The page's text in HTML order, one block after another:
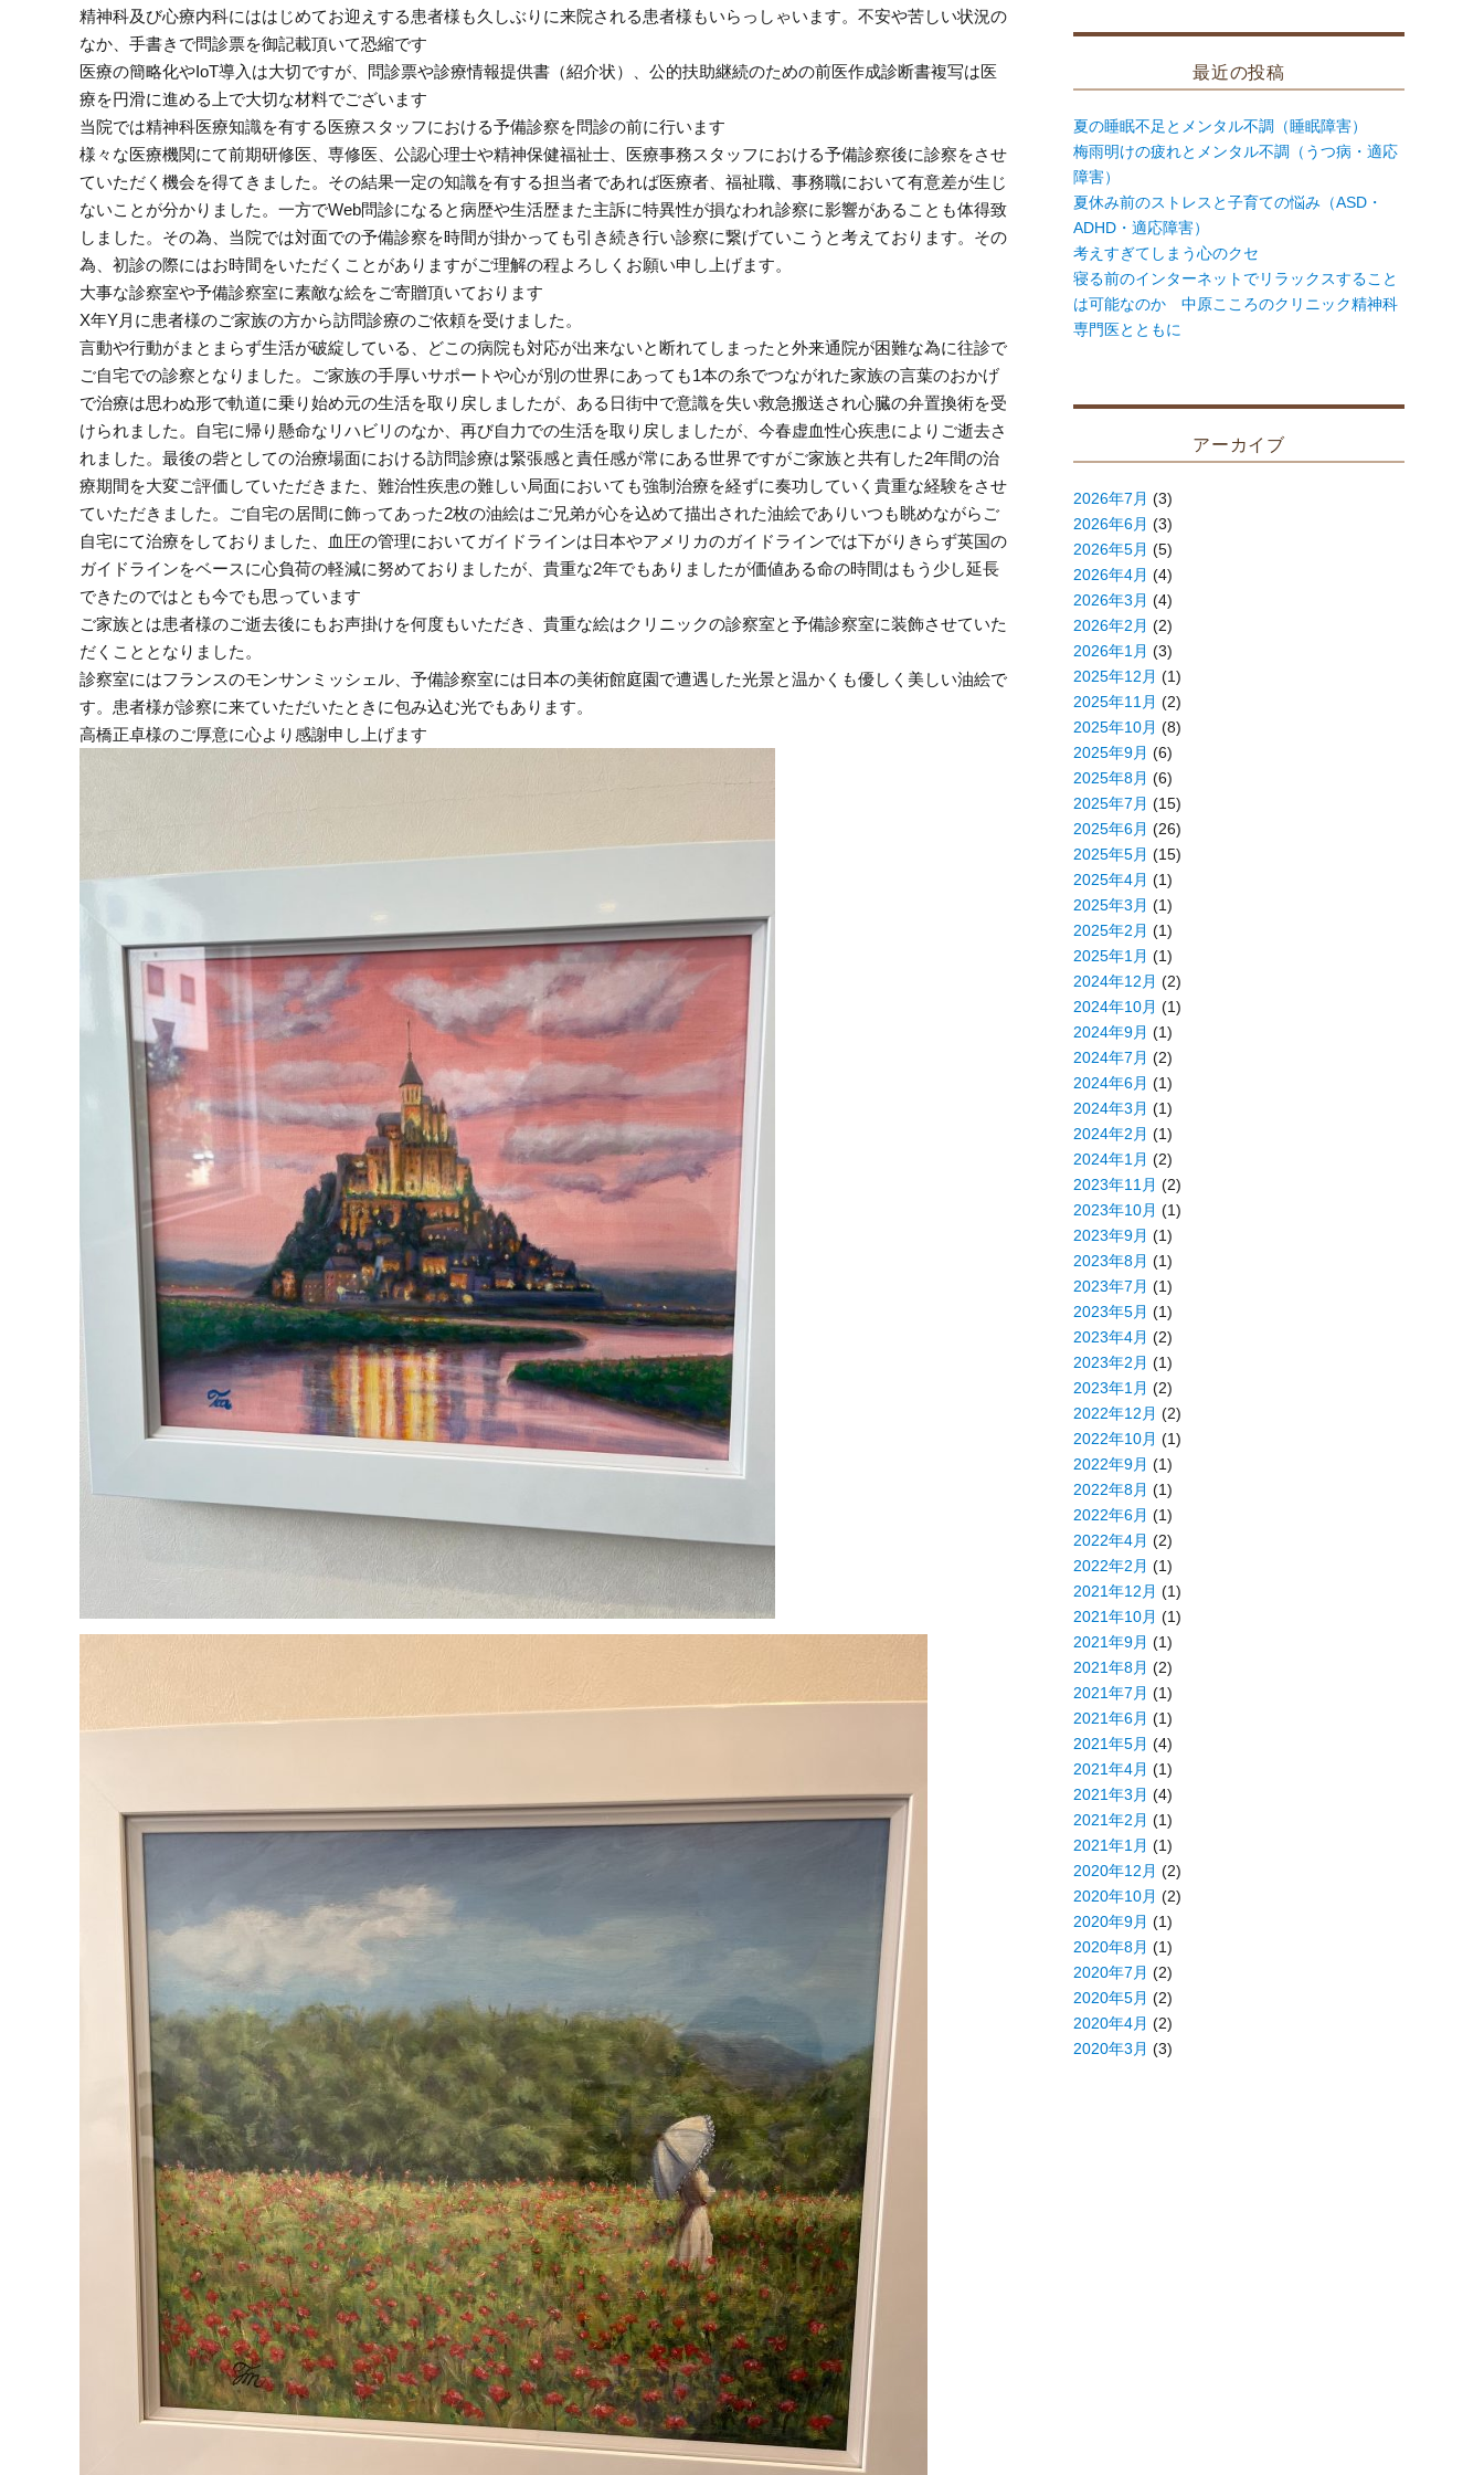
精神科及び心療内科にははじめてお迎えする患者様も久しぶりに来院される患者様もいらっしゃいます。不安や苦しい状況の
なか、手書きで問診票を御記載頂いて恐縮です
医療の簡略化やIoT導入は大切ですが、問診票や診療情報提供書（紹介状）、公的扶助継続のための前医作成診断書複写は医
療を円滑に進める上で大切な材料でございます
当院では精神科医療知識を有する医療スタッフにおける予備診察を問診の前に行います
様々な医療機関にて前期研修医、専修医、公認心理士や精神保健福祉士、医療事務スタッフにおける予備診察後に診察をさせ
ていただく機会を得てきました。その結果一定の知識を有する担当者であれば医療者、福祉職、事務職において有意差が生じ
ないことが分かりました。一方でWeb問診になると病歴や生活歴また主訴に特異性が損なわれ診察に影響があることも体得致
しました。その為、当院では対面での予備診察を時間が掛かっても引き続き行い診察に繋げていこうと考えております。その
為、初診の際にはお時間をいただくことがありますがご理解の程よろしくお願い申し上げます。
大事な診察室や予備診察室に素敵な絵をご寄贈頂いております
X年Y月に患者様のご家族の方から訪問診療のご依頼を受けました。
言動や行動がまとまらず生活が破綻している、どこの病院も対応が出来ないと断れてしまったと外来通院が困難な為に往診で
ご自宅での診察となりました。ご家族の手厚いサポートや心が別の世界にあっても1本の糸でつながれた家族の言葉のおかげ
で治療は思わぬ形で軌道に乗り始め元の生活を取り戻しましたが、ある日街中で意識を失い救急搬送され心臓の弁置換術を受
けられました。自宅に帰り懸命なリハビリのなか、再び自力での生活を取り戻しましたが、今春虚血性心疾患によりご逝去さ
れました。最後の砦としての治療場面における訪問診療は緊張感と責任感が常にある世界ですがご家族と共有した2年間の治
療期間を大変ご評価していただきまた、難治性疾患の難しい局面においても強制治療を経ずに奏功していく貴重な経験をさせ
ていただきました。ご自宅の居間に飾ってあった2枚の油絵はご兄弟が心を込めて描出された油絵でありいつも眺めながらご
自宅にて治療をしておりました、血圧の管理においてガイドラインは日本やアメリカのガイドラインでは下がりきらず英国の
ガイドラインをベースに心負荷の軽減に努めておりましたが、貴重な2年でもありましたが価値ある命の時間はもう少し延長
できたのではとも今でも思っています
ご家族とは患者様のご逝去後にもお声掛けを何度もいただき、貴重な絵はクリニックの診察室と予備診察室に装飾させていた
だくこととなりました。
診察室にはフランスのモンサンミッシェル、予備診察室には日本の美術館庭園で遭遇した光景と温かくも優しく美しい油絵で
す。患者様が診察に来ていただいたときに包み込む光でもあります。
高橋正卓様のご厚意に心より感謝申し上げます
最近の投稿
夏の睡眠不足とメンタル不調（睡眠障害）
梅雨明けの疲れとメンタル不調（うつ病・適応
障害）
夏休み前のストレスと子育ての悩み（ASD・
ADHD・適応障害）
考えすぎてしまう心のクセ
寝る前のインターネットでリラックスすること
は可能なのか 中原こころのクリニック精神科
専門医とともに
アーカイブ
2026年7月 (3)
2026年6月 (3)
2026年5月 (5)
2026年4月 (4)
2026年3月 (4)
2026年2月 (2)
2026年1月 (3)
2025年12月 (1)
2025年11月 (2)
2025年10月 (8)
2025年9月 (6)
2025年8月 (6)
2025年7月 (15)
2025年6月 (26)
2025年5月 (15)
2025年4月 (1)
2025年3月 (1)
2025年2月 (1)
2025年1月 (1)
2024年12月 (2)
2024年10月 (1)
2024年9月 (1)
2024年7月 (2)
2024年6月 (1)
2024年3月 (1)
2024年2月 (1)
2024年1月 (2)
2023年11月 (2)
2023年10月 (1)
2023年9月 (1)
2023年8月 (1)
2023年7月 (1)
2023年5月 (1)
2023年4月 (2)
2023年2月 (1)
2023年1月 (2)
2022年12月 (2)
2022年10月 (1)
2022年9月 (1)
2022年8月 (1)
2022年6月 (1)
2022年4月 (2)
2022年2月 (1)
2021年12月 (1)
2021年10月 (1)
2021年9月 (1)
2021年8月 (2)
2021年7月 (1)
2021年6月 (1)
2021年5月 (4)
2021年4月 (1)
2021年3月 (4)
2021年2月 (1)
2021年1月 (1)
2020年12月 (2)
2020年10月 (2)
2020年9月 (1)
2020年8月 (1)
2020年7月 (2)
2020年5月 (2)
2020年4月 (2)
2020年3月 (3)